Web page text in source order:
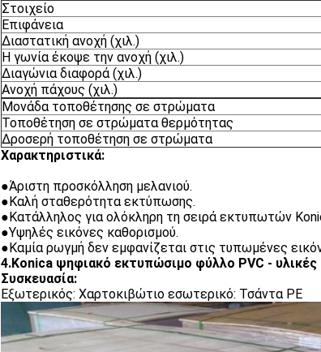
Στοιχείο
Επιφάνεια
Διαστατική ανοχή (χιλ.)
Η γωνία έκοψε την ανοχή (χιλ.)
Διαγώνια διαφορά (χιλ.)
Ανοχή πάχους (χιλ.)
Μονάδα τοποθέτησης σε στρώματα
Τοποθέτηση σε στρώματα θερμότητας
Δροσερή τοποθέτηση σε στρώματα
Χαρακτηριστικά:
●Άριστη προσκόλληση μελανιού.
●Καλή σταθερότητα εκτύπωσης.
●Κατάλληλος για ολόκληρη τη σειρά εκτυπωτών
●Υψηλές εικόνες καθορισμού.
●Καμία ρωγμή δεν εμφανίζεται στις τυπωμένες
4.Konica ψηφιακό εκτυπώσιμο φύλλο PVC -
Συσκευασία:
Εξωτερικός: Χαρτοκιβώτιο εσωτερικό: Τσάντα PE